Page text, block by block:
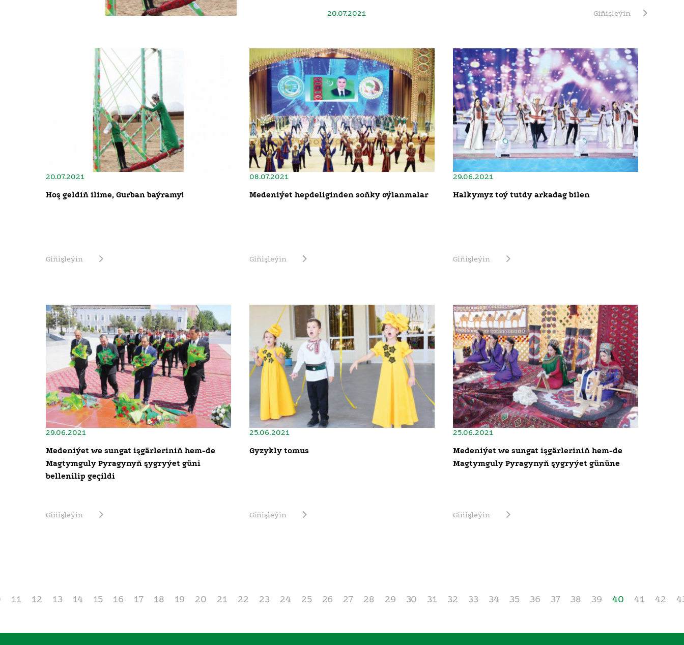
20.07.2021 Giňişleýin
20.07.2021
Hoş geldiň ilime, Gurban baýramy!
Giňişleýin
08.07.2021
Medeniýet hepdeliginden soňky oýlanmalar
Giňişleýin
29.06.2021
Halkymyz toý tutdy arkadag bilen
Giňişleýin
29.06.2021
Medeniýet we sungat işgärleriniň hem-de
Magtymguly Pyragynyň şygryýet güni
bellenilip geçildi
Giňişleýin
25.06.2021
Gyzykly tomus
Giňişleýin
25.06.2021
Medeniýet we sungat işgärleriniň hem-de
Magtymguly Pyragynyň şygryýet gününe
Giňişleýin
11 12 13 14 15 16 17 18 19 20 21 22 23 24 25 26 27 28 29 30 31 32 33 34 35 36 37 38 39 40 41 42